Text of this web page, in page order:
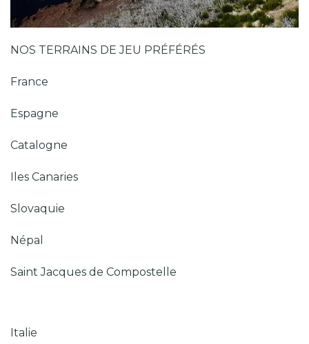
NOS TERRAINS DE JEU PRÉFÉRÉS
France
Espagne
Catalogne
Iles Canaries
Slovaquie
Népal
Saint Jacques de Compostelle
Italie